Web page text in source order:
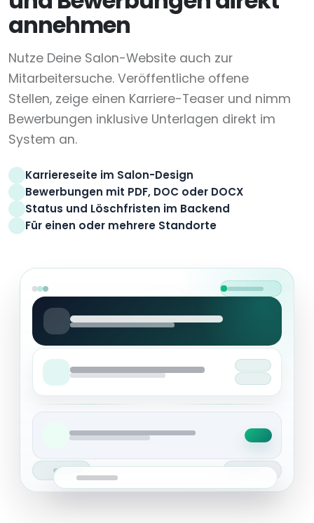
annehmen
Nutze Deine Salon-Website auch zur
Mitarbeitersuche. Veröffentliche offene
Stellen, zeige einen Karriere-Teaser und nimm
Bewerbungen inklusive Unterlagen direkt im
System an.
Karriereseite im Salon-Design
Bewerbungen mit PDF, DOC oder DOCX
Status und Löschfristen im Backend
Für einen oder mehrere Standorte